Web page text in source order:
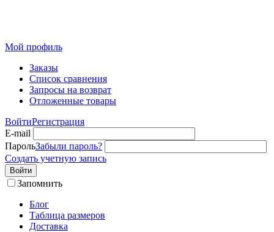
Мой профиль
Заказы
Список сравнения
Запросы на возврат
Отложенные товары
ВойтиРегистрация
E-mail
ПарольЗабыли пароль?
Создать учетную запись
Войти
Запомнить
Блог
Таблица размеров
Доставка